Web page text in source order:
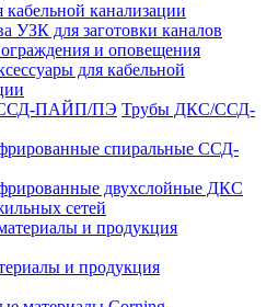
кабельной канализации
УЗК для заготовки каналов
и оповещения
для кабельной
Трубы ДКС/ССД-
спиральные ССД-
двухслойные ДКС
сетей
и продукция